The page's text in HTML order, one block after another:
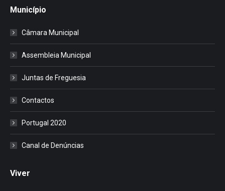
Município
Câmara Municipal
Assembleia Municipal
Juntas de Freguesia
Contactos
Portugal 2020
Canal de Denúncias
Viver